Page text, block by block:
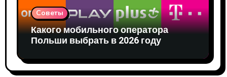
Советы
Какого мобильного оператора
Польши выбрать в 2026 году